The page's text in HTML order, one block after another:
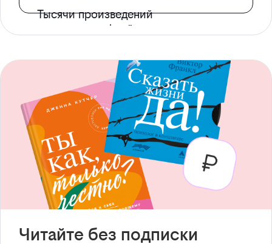
Тысячи произведений
с доступом офлайн
Читайте без подписки